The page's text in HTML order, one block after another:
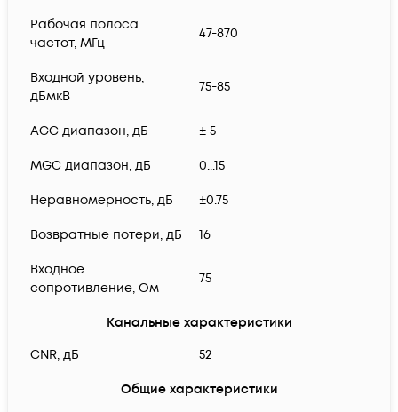
Рабочая полоса
частот, МГц
47-870
Входной уровень,
дБмкВ
75-85
AGC диапазон, дБ ± 5
MGC диапазон, дБ 0...15
Неравномерность, дБ ±0.75
Возвратные потери, дБ 16
Входное
сопротивление, Ом
75
Канальные характеристики
CNR, дБ
52
Общие характеристики